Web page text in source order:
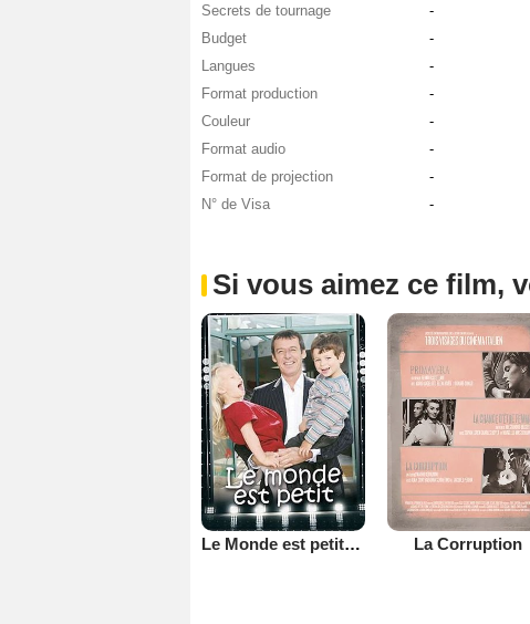
Secrets de tournage
-
Budget
-
Langues
-
Format production
-
Couleur
-
Format audio
-
Format de projection
-
N° de Visa
-
Si vous aimez ce film,
Le Monde est petit (TV) La Corruption